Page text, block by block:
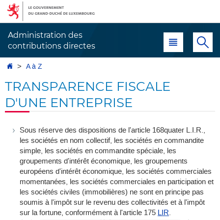
Aller
navigation
Aller
au
Administration des
contributions directes
Menu principal
AccueilA à Z
TRANSPARENCE FISCALE
D'UNE ENTREPRISE
Sous réserve des dispositions de l'article 168quater L.I.R.,
les sociétés en nom collectif, les sociétés en commandite
simple, les sociétés en commandite spéciale, les
groupements d'intérêt économique, les groupements
européens d'intérêt économique, les sociétés commerciales
momentanées, les sociétés commerciales en participation et
les sociétés civiles (immobilières) ne sont en principe pas
soumis à l'impôt sur le revenu des collectivités et à l'impôt
sur la fortune, conformément à l'article 175 LIR.